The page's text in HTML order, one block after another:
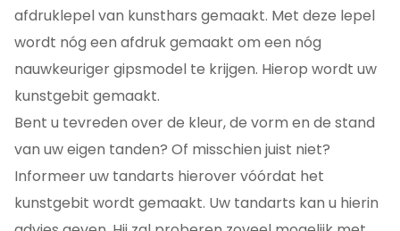
afdruklepel van kunsthars gemaakt. Met deze lepel
wordt nóg een afdruk gemaakt om een nóg
nauwkeuriger gipsmodel te krijgen. Hierop wordt uw
kunstgebit gemaakt.
Bent u tevreden over de kleur, de vorm en de stand
van uw eigen tanden? Of misschien juist niet?
Informeer uw tandarts hierover vóórdat het
kunstgebit wordt gemaakt. Uw tandarts kan u hierin